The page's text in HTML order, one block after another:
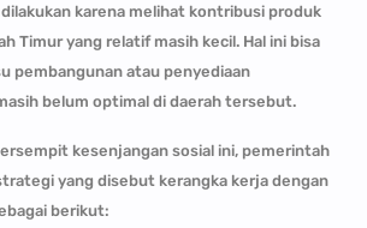
karena melihat kontribusi produk
Timur yang relatif masih kecil. Hal ini bisa
pembangunan atau penyediaan
belum optimal di daerah tersebut.
kesenjangan sosial ini, pemerintah
yang disebut kerangka kerja dengan
berikut: